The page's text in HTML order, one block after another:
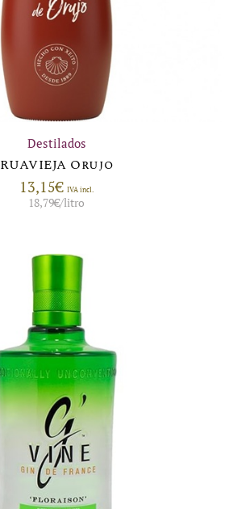
Destilados
RUAVIEJA Orujo
13,15€ IVA incl.
18,79€/litro